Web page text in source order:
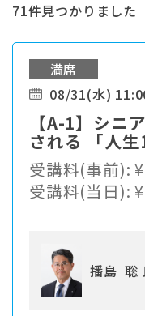
71件見つかりました
満席
08/31(水)
【A-1】シニ
される 「人
ディングカン
受講料(事前):¥
受講料(当日):¥
播島 聡